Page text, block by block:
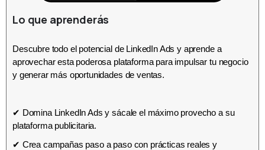
Lo que aprenderás
Descubre todo el potencial de LinkedIn Ads y aprende a
aprovechar esta poderosa plataforma para impulsar tu negocio
y generar más oportunidades de ventas.
✔ Domina LinkedIn Ads y sácale el máximo provecho a su
plataforma publicitaria.
✔ Crea campañas paso a paso con prácticas reales y